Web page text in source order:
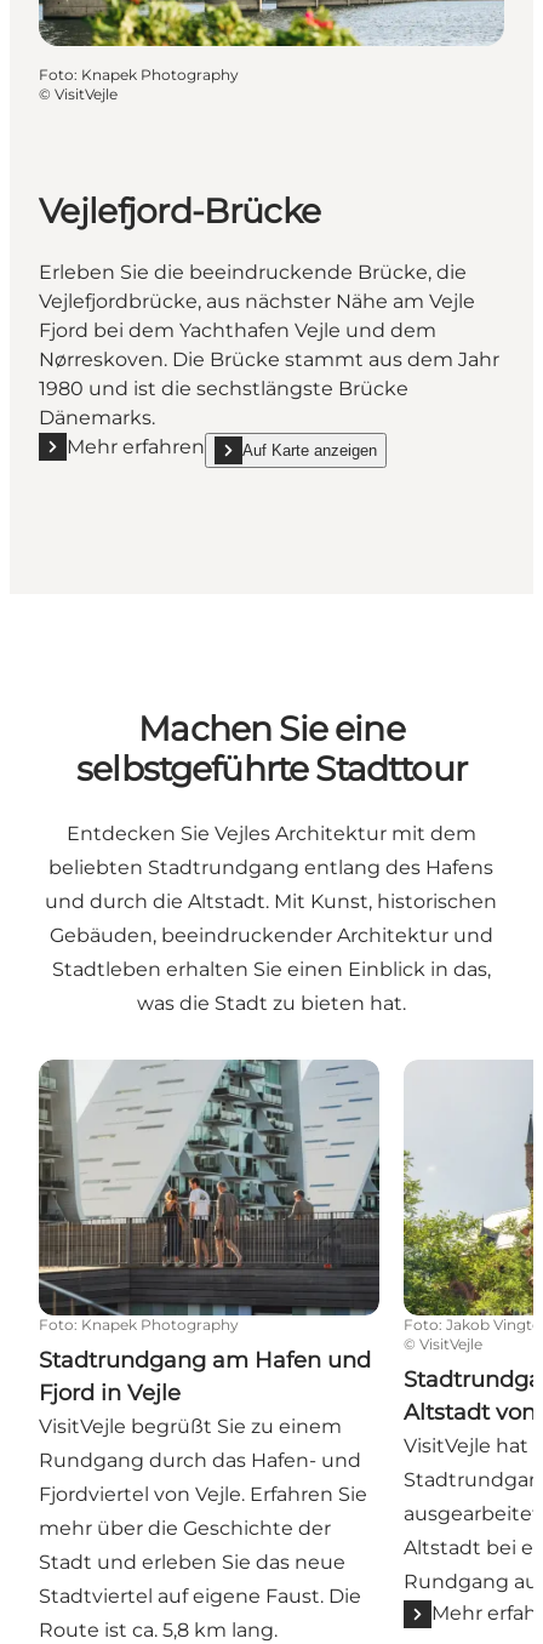
Foto: Knapek Photography
© VisitVejle
Vejlefjord-Brücke
Erleben Sie die beeindruckende Brücke, die
Vejlefjordbrücke, aus nächster Nähe am Vejle
Fjord bei dem Yachthafen Vejle und dem
Nørreskoven. Die Brücke stammt aus dem Jahr
1980 und ist die sechstlängste Brücke
Dänemarks.
Mehr erfahren
Mehr erfahren "Vejlefjord-Brücke"
Auf Karte anzeigen
show Vejlefjord-Brücke on_map
Machen Sie eine
selbstgeführte Stadttour
Entdecken Sie Vejles Architektur mit dem
beliebten Stadtrundgang entlang des Hafens
und durch die Altstadt. Mit Kunst, historischen
Gebäuden, beeindruckender Architektur und
Stadtleben erhalten Sie einen Einblick in das,
was die Stadt zu bieten hat.
Stadtrundgang am Hafen und Fjord in Vejle
Foto: Knapek Photography
Stadtrundgang am Hafen und
Fjord in Vejle
VisitVejle begrüßt Sie zu einem
Rundgang durch das Hafen- und
Fjordviertel von Vejle. Erfahren Sie
mehr über die Geschichte der
Stadt und erleben Sie das neue
Stadtviertel auf eigene Faust. Die
Route ist ca. 5,8 km lang.
Foto: Jakob
©VisitVejle
Altstadt von
VisitVejle hat
Altstadt bei
Rundgang
Mehr